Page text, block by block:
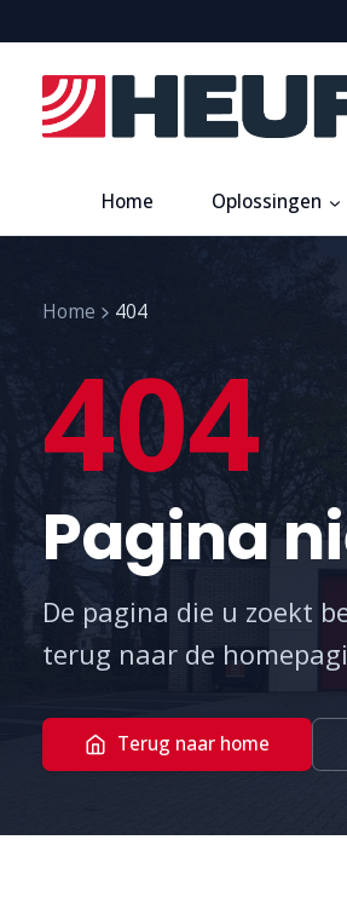
Home Oplossingen
Home 404
404
Pagina
De pagina die u zoekt
terug naar de
Terug naar home